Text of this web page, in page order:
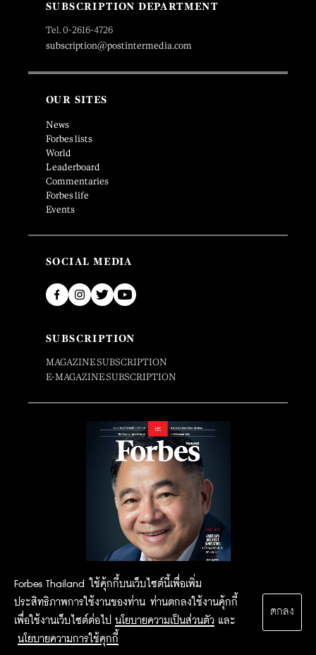
Forbes Thailand ใช้คุ้กกี้บนเว็บไซต์นี้เพื่อเพิ่ม
ประสิทธิภาพการใช้งานของท่าน ท่านตกลงใช้งานคุ้กกี้
เพื่อใช้งานเว็บไซต์ต่อไป นโยบายความเป็นส่วนตัว และ
นโยบายความการใช้คุกกี้
ตกลง
SUBSCRIPTION DEPARTMENT
Tel. 0-2616-4726
subscription@postintermedia.com
OUR SITES
News
Forbes lists
World
Leaderboard
Commentaries
Forbes life
Events
SOCIAL MEDIA
SUBSCRIPTION
MAGAZINE SUBSCRIPTION
E-MAGAZINE SUBSCRIPTION
2015 Forbesthailand.com ALL RIGHTS RESERVED